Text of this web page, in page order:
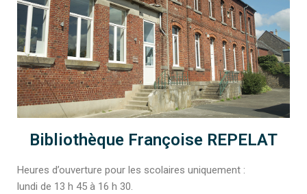
Bibliothèque Françoise REPELAT
Heures d’ouverture pour les scolaires uniquement :
lundi de 13 h 45 à 16 h 30.